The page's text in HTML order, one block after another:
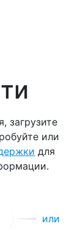
загрузите
или
для
или